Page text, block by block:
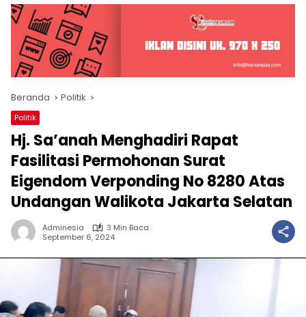
Beranda Politik
Politik
Hj. Sa’anah Menghadiri Rapat
Fasilitasi Permohonan Surat
Eigendom Verponding No 8280 Atas
Undangan Walikota Jakarta Selatan
Adminesia
3 Min Baca
September 6, 2024